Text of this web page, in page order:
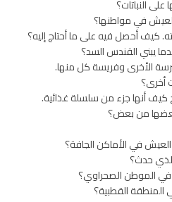
النباتات؟
العيش في مواطنها؟
كيف أحصل فيه على ما أحتاج إليه؟
يبني القندس السد؟
الأخرى وفريسة كل منها.
أخرى؟
أنها جزء من سلسلة غذائية.
بعضها من بعض؟
في الأماكن الجافة؟
الذي حدث؟
في الموطن الصحراوي؟
القطبية؟